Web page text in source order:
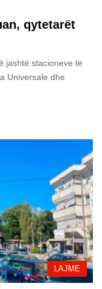
qytetarët
jashtë stacioneve të
Universale dhe
LAJME